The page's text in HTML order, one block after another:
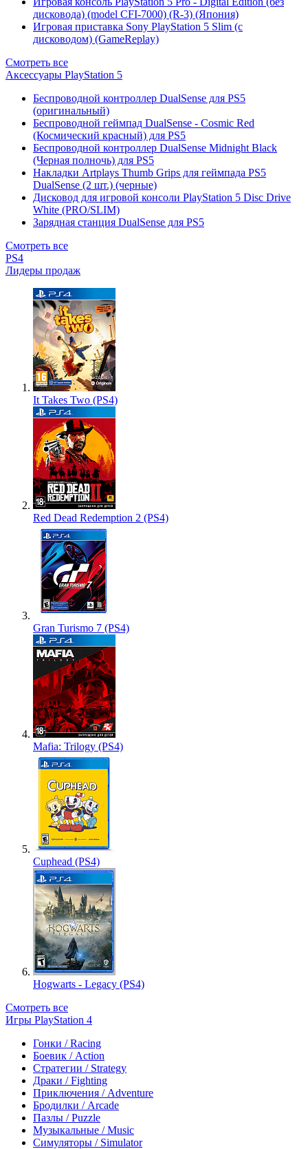
дисковода) (model CFI-7000) (R-3) (Япония)
Игровая приставка Sony PlayStation 5 Slim (с
дисководом) (GameReplay)
Смотреть все
Аксессуары PlayStation 5
Беспроводной контроллер DualSense для PS5
(оригинальный)
Беспроводной геймпад DualSense - Cosmic Red
(Космический красный) для PS5
Беспроводной контроллер DualSense Midnight Black
(Черная полночь) для PS5
Накладки Artplays Thumb Grips для геймпада PS5
DualSense (2 шт.) (черные)
Дисковод для игровой консоли PlayStation 5 Disc Drive
White (PRO/SLIM)
Зарядная станция DualSense для PS5
Смотреть все
PS4
Лидеры продаж
It Takes Two (PS4)
Red Dead Redemption 2 (PS4)
Gran Turismo 7 (PS4)
Mafia: Trilogy (PS4)
Cuphead (PS4)
Hogwarts - Legacy (PS4)
Смотреть все
Игры PlayStation 4
Гонки / Racing
Боевик / Action
Стратегии / Strategy
Драки / Fighting
Приключения / Adventure
Бродилки / Arcade
Пазлы / Puzzle
Музыкальные / Music
Симуляторы / Simulator